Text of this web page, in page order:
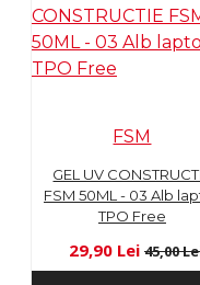
FSM
GEL UV
FSM 50ML - 03 Alb
TPO Free
29,90 Lei 45,00